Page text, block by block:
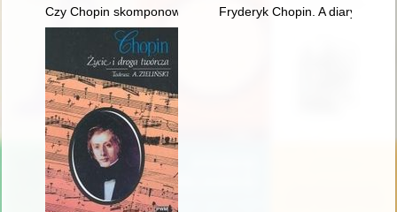
Czy Chopin skomponował etiudę rewolucyjną?
Fryderyk Chopin. A diary in